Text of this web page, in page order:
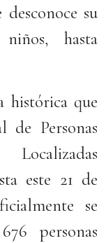
desconoce su
hasta
histórica que
de Personas
este 21 de
se
personas